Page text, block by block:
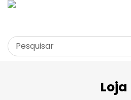
Garagem
Loja